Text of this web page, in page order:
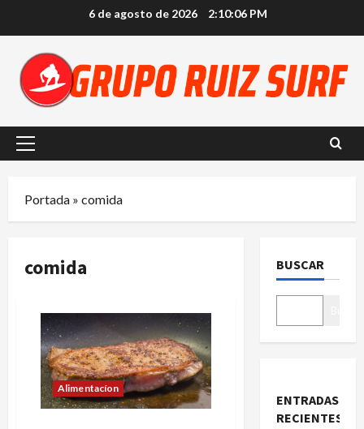
contenido
6 de agosto de 2026 2:10:07 PM
Menú
Portada » comida
comida
Alimentacíon
BUSCAR
ENTRADAS
RECIENTES